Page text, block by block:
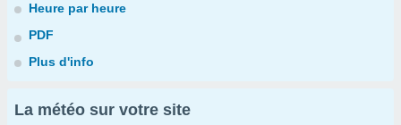
Heure par heure
PDF
Plus d'info
La météo sur votre site